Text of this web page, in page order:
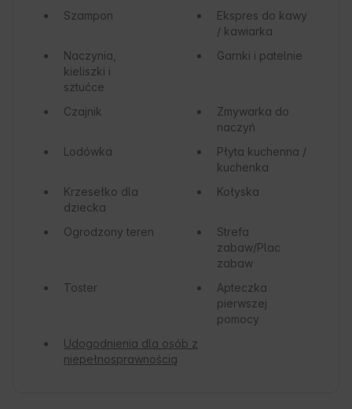
Szampon
Ekspres do kawy
/ kawiarka
Naczynia,
kieliszki i
sztućce
Garnki i patelnie
Czajnik
Zmywarka do
naczyń
Lodówka
Płyta kuchenna /
kuchenka
Krzesełko dla
dziecka
Kołyska
Ogrodzony teren
Strefa
zabaw/Plac
zabaw
Toster
Apteczka
pierwszej
pomocy
Udogodnienia dla osób z
niepełnosprawnością